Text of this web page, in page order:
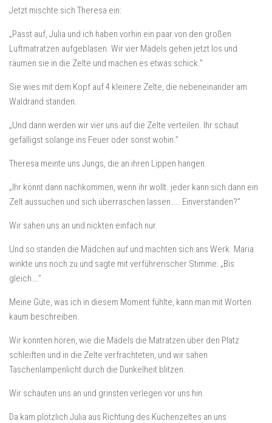
Jetzt mischte sich Theresa ein:
„Passt auf, Julia und ich haben vorhin ein paar von den großen
Luftmatratzen aufgeblasen. Wir vier Mädels gehen jetzt los und
räumen sie in die Zelte und machen es etwas schick.”
Sie wies mit dem Kopf auf 4 kleinere Zelte, die nebeneinander am
Waldrand standen.
„Und dann werden wir vier uns auf die Zelte verteilen. Ihr schaut
gefälligst solange ins Feuer oder sonst wohin.”
Theresa meinte uns Jungs, die an ihren Lippen hangen.
„Ihr könnt dann nachkommen, wenn ihr wollt. jeder kann sich dann ein
Zelt aussuchen und sich überraschen lassen….. Einverstanden?”
Wir sahen uns an und nickten einfach nur.
Und so standen die Mädchen auf und machten sich ans Werk. Maria
winkte uns noch zu und sagte mit verführerischer Stimme: „Bis
gleich….”
Meine Güte, was ich in diesem Moment fühlte, kann man mit Worten
kaum beschreiben.
Wir konnten hören, wie die Mädels die Matratzen über den Platz
schleiften und in die Zelte verfrachteten, und wir sahen
Taschenlampenlicht durch die Dunkelheit blitzen.
Wir schauten uns an und grinsten verlegen vor uns hin.
Da kam plötzlich Julia aus Richtung des Küchenzeltes an uns